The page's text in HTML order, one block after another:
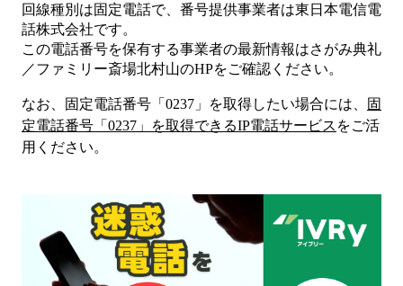
回線種別は固定電話で、番号提供事業者は東日本電信電
話株式会社です。
この電話番号を保有する事業者の最新情報はさがみ典礼
／ファミリー斎場北村山のHPをご確認ください。
なお、固定電話番号「 0237 」を取得したい場合には、
固
定電話番号「 0237 」を取得できるIP電話サービス をご活
用ください。